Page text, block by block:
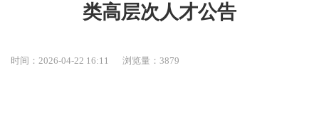
类高层次人才公告
时间：2026-04-22 16:11 浏览量：3879